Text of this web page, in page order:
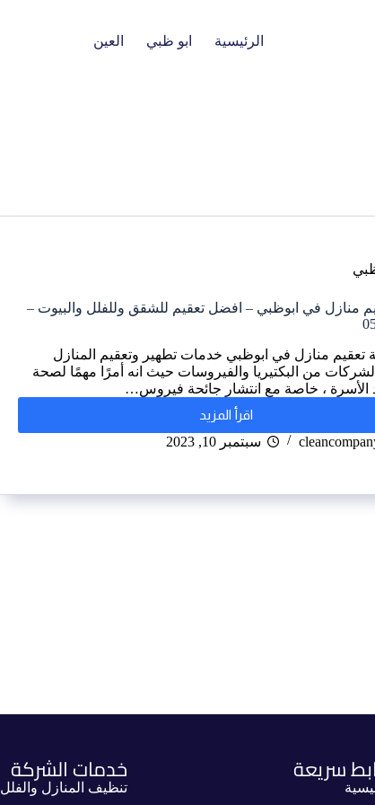
الرئيسية ابو ظبي العين
ظبي
منازل في ابوظبي – افضل تعقيم للشقق وللفلل والبيوت –
تعقيم منازل في ابوظبي خدمات تطهير وتعقيم المنازل
من البكتيريا والفيروسات حيث انه أمرًا مهمًا لصحة
الأسرة ، خاصة مع انتشار جائحة فيروس…
اقرأ المزيد
سبتمبر 10, 2023
سريعة خدمات الشركة
تنظيف المنازل والفلل